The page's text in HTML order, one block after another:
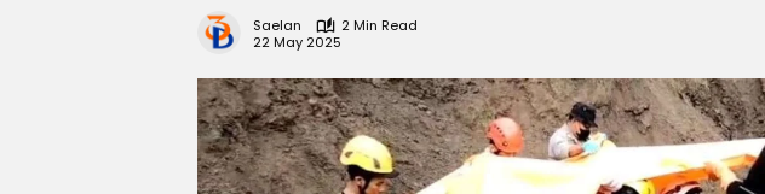
Saelan
2 Min Read
22 May 2025